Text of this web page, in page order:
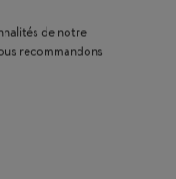
de notre
recommandons